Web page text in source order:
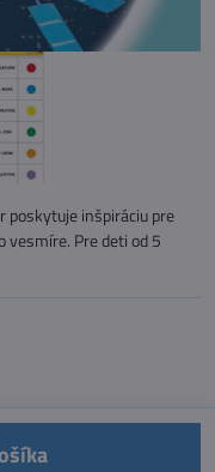
poskytuje inšpiráciu pre
vesmíre. Pre deti od 5